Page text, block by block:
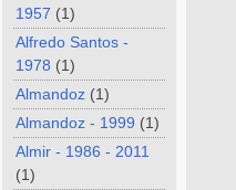
1957 (1)
Alfredo Santos -
1978 (1)
Almandoz (1)
Almandoz - 1999 (1)
Almir - 1986 - 2011
(1)